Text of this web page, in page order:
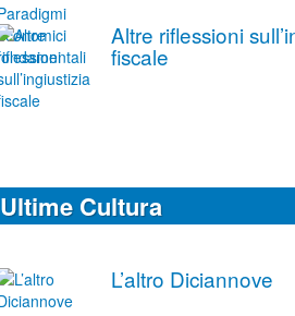
Altre riflessioni
fiscale
Ultime Cultura
L’altro Diciannove